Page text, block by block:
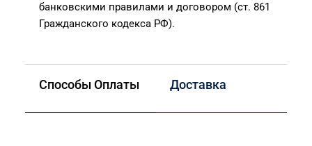
банковскими правилами и договором (ст. 861
Гражданского кодекса РФ).
Способы Оплаты Доставка